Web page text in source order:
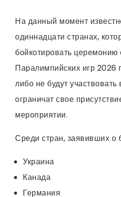
На данный момент
одиннадцати странах,
бойкотировать церемонию
Паралимпийских игр 2026
либо не будут
ограничат свое
мероприятии.
Среди стран, заявивших о
Украина
Канада
Германия